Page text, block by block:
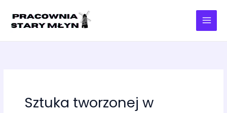
treści
Sztuka tworzonej w